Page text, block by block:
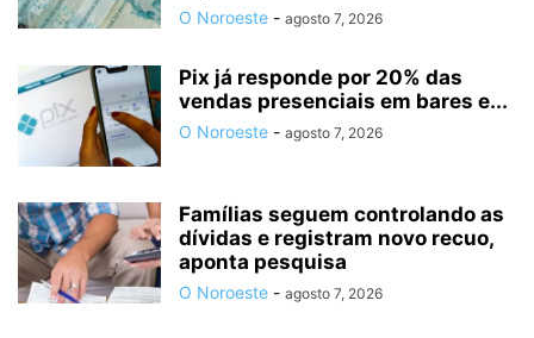
O Noroeste - agosto 7, 2026
Pix já responde por 20% das
vendas presenciais em bares e...
O Noroeste - agosto 7, 2026
Famílias seguem controlando as
dívidas e registram novo recuo,
aponta pesquisa
O Noroeste - agosto 7, 2026